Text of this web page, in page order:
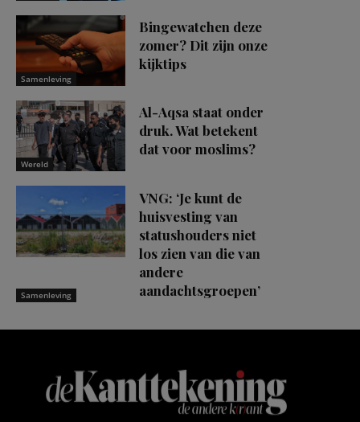
Samenleving
Bingewatchen deze
zomer? Dit zijn onze
kijktips
Wereld
Al-Aqsa staat onder
druk. Wat betekent
dat voor moslims?
Samenleving
VNG: ‘Je kunt de
huisvesting van
statushouders niet
los zien van die van
andere
aandachtsgroepen’